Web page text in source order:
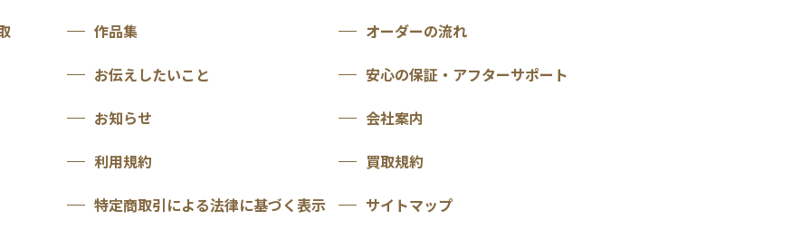
作品集
オーダーの流れ
お伝えしたいこと
安心の保証・アフターサポート
お知らせ
会社案内
利用規約
買取規約
特定商取引による法律に基づく表示
サイトマップ